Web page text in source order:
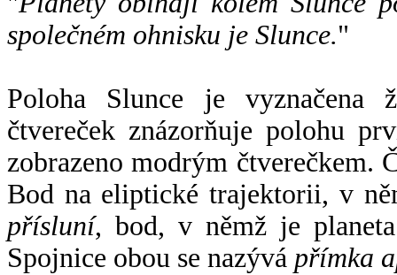
společném ohnisku je Slunce."
Poloha Slunce je vyznačena
čtvereček znázorňuje polohu
zobrazeno modrým čtverečkem.
Bod na eliptické trajektorii, v
přísluní, bod, v němž je
Spojnice obou se nazývá přímka